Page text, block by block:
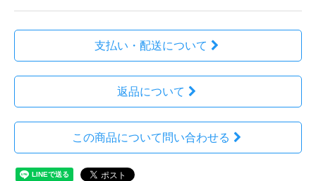
支払い・配送について
返品について
この商品について問い合わせる